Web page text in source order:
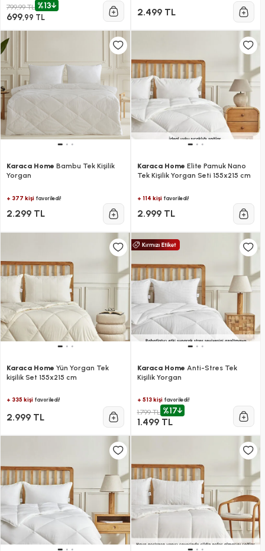
799,99 TL %13
699,99 TL 2.499 TL
Karaca Home Bambu Tek Kişilik
Yorgan
+ 377 kişi favoriledi!
2.299 TL
Karaca Home Elite Pamuk Nano
Tek Kişilik Yorgan Seti 155x215 cm
+ 114 kişifavoriledi!
2.999 TL
Karaca Home Yün Yorgan Tek
kişilik Set 155x215 cm
+ 335 kişi favoriledi!
2.999 TL
Karaca Home Anti-Stres Tek
Kişilik Yorgan
+ 513 kişifavoriledi!
1.799 TL %17
1.499 TL